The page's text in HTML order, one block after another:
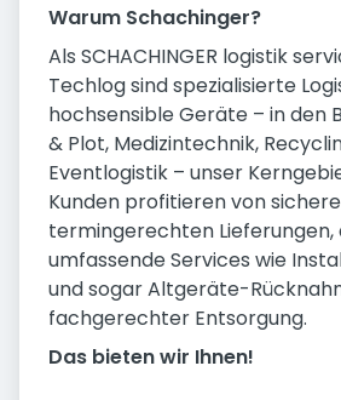
Warum Schachinger?
Als SCHACHINGER logistik
Techlog sind spezialisierte
hochsensible Geräte – in den
& Plot, Medizintechnik,
Eventlogistik – unser
Kunden profitieren von
termingerechten
umfassende Services wie
und sogar Altgeräte-
fachgerechter Entsorgung.
Das bieten wir Ihnen!